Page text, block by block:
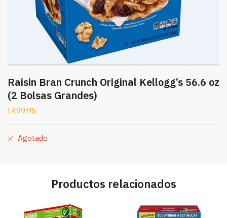
Raisin Bran Crunch Original Kellogg’s 56.6 oz
(2 Bolsas Grandes)
L499.95
Agotado
Productos relacionados